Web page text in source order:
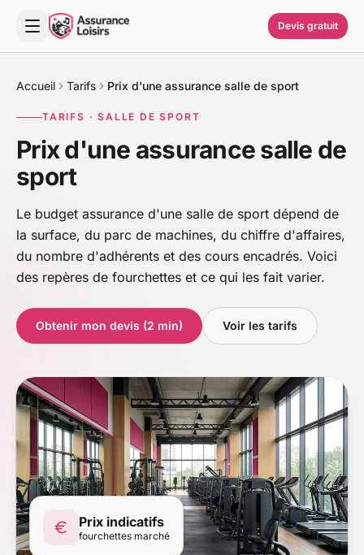
Devis gratuit
Accueil Tarifs Prix d'une assurance salle de sport
TARIFS · SALLE DE SPORT
Prix d'une assurance salle de
sport
Le budget assurance d'une salle de sport dépend de
la surface, du parc de machines, du chiffre d'affaires,
du nombre d'adhérents et des cours encadrés. Voici
des repères de fourchettes et ce qui les fait varier.
Obtenir mon devis (2 min) Voir les tarifs
Prix indicatifs
fourchettes marché